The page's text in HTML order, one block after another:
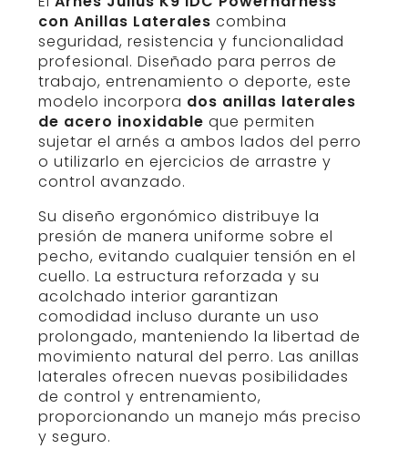
con Anillas Laterales combina
seguridad, resistencia y funcionalidad
profesional. Diseñado para perros de
trabajo, entrenamiento o deporte, este
modelo incorpora dos anillas laterales
de acero inoxidable que permiten
sujetar el arnés a ambos lados del perro
o utilizarlo en ejercicios de arrastre y
control avanzado.
Su diseño ergonómico distribuye la
presión de manera uniforme sobre el
pecho, evitando cualquier tensión en el
cuello. La estructura reforzada y su
acolchado interior garantizan
comodidad incluso durante un uso
prolongado, manteniendo la libertad de
movimiento natural del perro. Las anillas
laterales ofrecen nuevas posibilidades
de control y entrenamiento,
proporcionando un manejo más preciso
y seguro.